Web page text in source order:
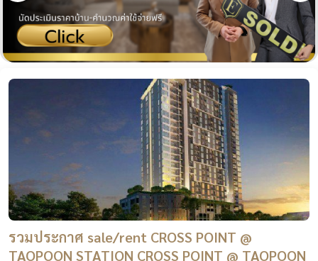
รวมประกาศ sale/rent CROSS POINT @
TAOPOON STATION CROSS POINT @ TAOPOON